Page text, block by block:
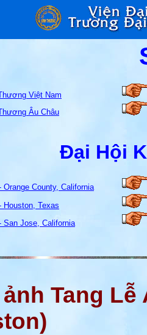
Việt Nam
Âu Châu
Đại Hội
Orange County, California
Houston, Texas
San Jose, California
Tang Lễ